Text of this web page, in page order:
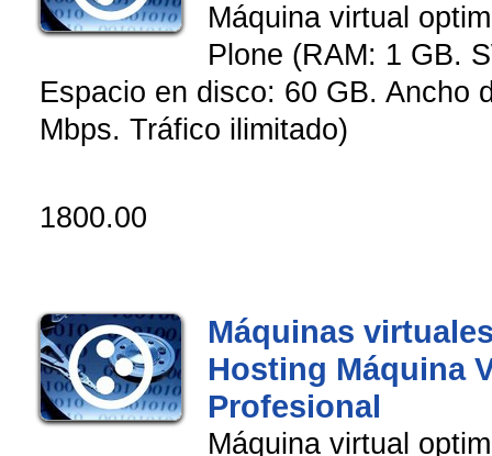
Máquina virtual
Plone (RAM: 1 GB.
Espacio en disco: 60 GB. Ancho
Mbps. Tráfico ilimitado)
1800.00
Máquinas
Hosting Máquina
Profesional
Máquina virtual